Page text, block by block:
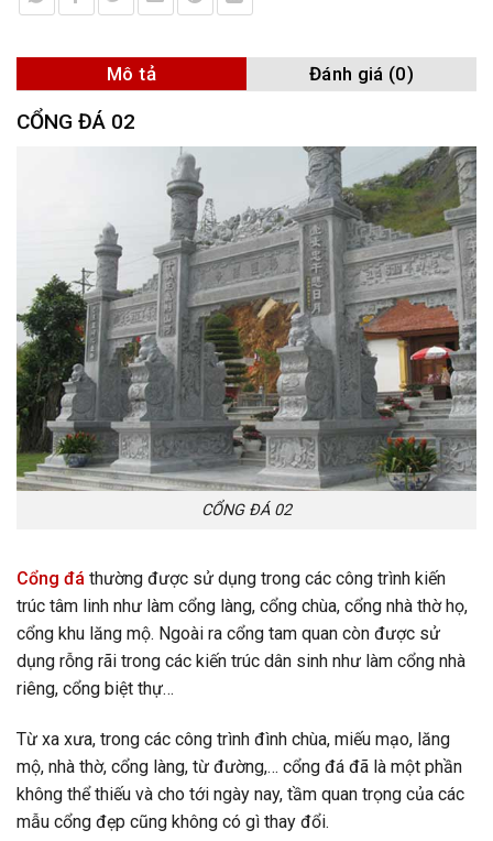
Mô tả Đánh giá (0)
CỔNG ĐÁ 02
CỔNG ĐÁ 02
Cổng đá thường được sử dụng trong các công trình kiến
trúc tâm linh như làm cổng làng, cổng chùa, cổng nhà thờ họ,
cổng khu lăng mộ. Ngoài ra cổng tam quan còn được sử
dụng rỗng rãi trong các kiến trúc dân sinh như làm cổng nhà
riêng, cổng biệt thự…
Từ xa xưa, trong các công trình đình chùa, miếu mạo, lăng
mộ, nhà thờ, cổng làng, từ đường,… cổng đá đã là một phần
không thể thiếu và cho tới ngày nay, tầm quan trọng của các
mẫu cổng đẹp cũng không có gì thay đổi.